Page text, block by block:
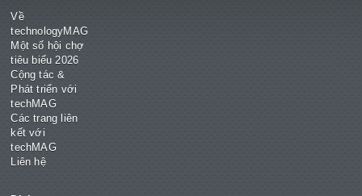
Về
technologyMAG
Một số hội chợ
tiêu biểu 2026
Cộng tác &
Phát triển với
techMAG
Các trang liên
kết với
techMAG
Liên hệ